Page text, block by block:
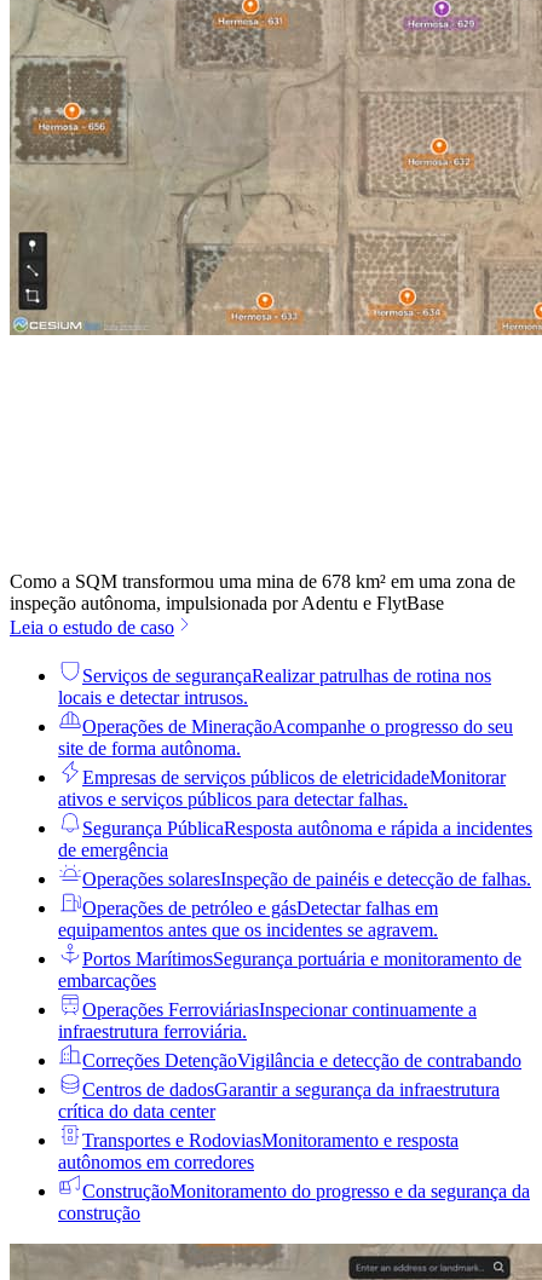
Como a SQM transformou uma mina de 678 km² em uma zona de
inspeção autônoma, impulsionada por Adentu e FlytBase
Leia o estudo de caso
Serviços de segurançaRealizar patrulhas de rotina nos
locais e detectar intrusos.
Operações de MineraçãoAcompanhe o progresso do seu
site de forma autônoma.
Empresas de serviços públicos de eletricidadeMonitorar
ativos e serviços públicos para detectar falhas.
Segurança PúblicaResposta autônoma e rápida a incidentes
de emergência
Operações solaresInspeção de painéis e detecção de falhas.
Operações de petróleo e gásDetectar falhas em
equipamentos antes que os incidentes se agravem.
Portos MarítimosSegurança portuária e monitoramento de
embarcações
Operações FerroviáriasInspecionar continuamente a
infraestrutura ferroviária.
Correções DetençãoVigilância e detecção de contrabando
Centros de dadosGarantir a segurança da infraestrutura
crítica do data center
Transportes e RodoviasMonitoramento e resposta
autônomos em corredores
ConstruçãoMonitoramento do progresso e da segurança da
construção